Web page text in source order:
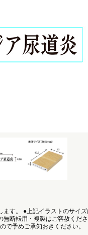
ます。 ●上記イラストのサイ
無断転用・複製はご容赦く
で予めご承知おきください。